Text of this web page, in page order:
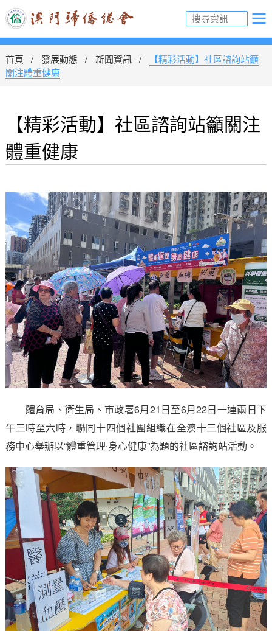
首頁 發展動態 新聞資訊
【精彩活動】社區諮詢站籲
關注體重健康
【精彩活動】社區諮詢站籲關注
體重健康
體育局、衛生局、市政署6月21日至6月22日一連兩日下
午三時至六時，聯同十四個社團組織在全澳十三個社區及服
務中心舉辦以“體重管理∙身心健康”為題的社區諮詢站活動。